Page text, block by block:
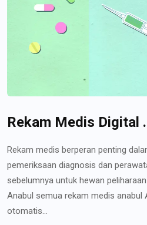
Rekam Medis Digital
Rekam medis berperan penting
pemeriksaan diagnosis dan
sebelumnya untuk hewan
Anabul semua rekam medis anabul
otomatis...